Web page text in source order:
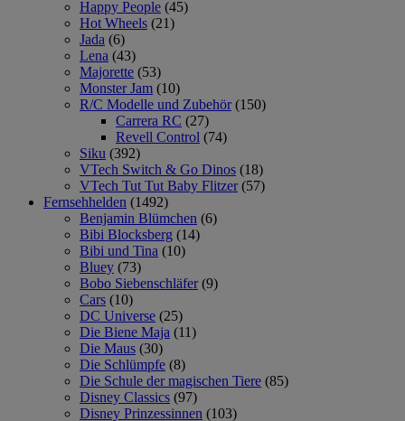
Happy People (45)
Hot Wheels (21)
Jada (6)
Lena (43)
Majorette (53)
Monster Jam (10)
R/C Modelle und Zubehör (150)
Carrera RC (27)
Revell Control (74)
Siku (392)
VTech Switch & Go Dinos (18)
VTech Tut Tut Baby Flitzer (57)
Fernsehhelden (1492)
Benjamin Blümchen (6)
Bibi Blocksberg (14)
Bibi und Tina (10)
Bluey (73)
Bobo Siebenschläfer (9)
Cars (10)
DC Universe (25)
Die Biene Maja (11)
Die Maus (30)
Die Schlümpfe (8)
Die Schule der magischen Tiere (85)
Disney Classics (97)
Disney Prinzessinnen (103)